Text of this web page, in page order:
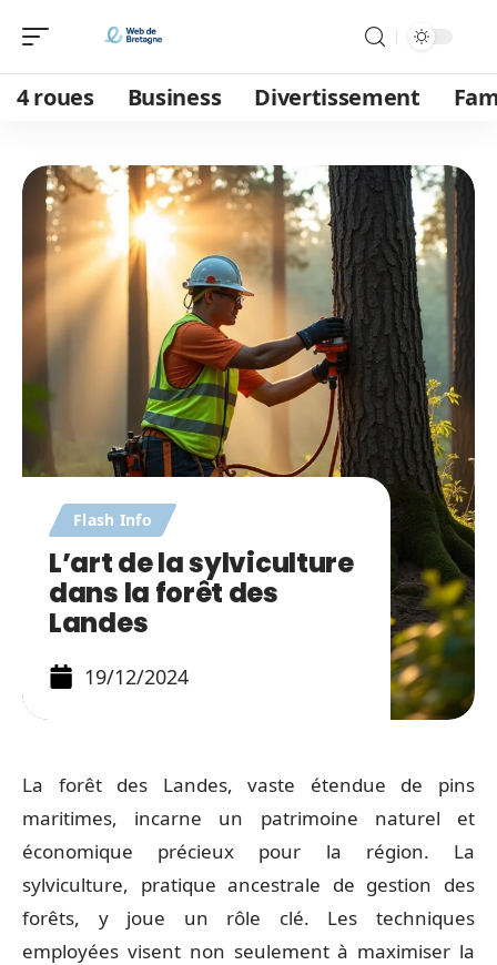
4 roues Business Divertissement
Flash Info
L’art de la sylviculture
dans la forêt des
Landes
19/12/2024
La forêt des Landes, vaste étendue de pins
maritimes, incarne un patrimoine naturel et
économique précieux pour la région. La
sylviculture, pratique ancestrale de gestion des
forêts, y joue un rôle clé. Les techniques
employées visent non seulement à maximiser la